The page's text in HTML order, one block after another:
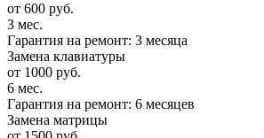
от 600 руб.
3 мес.
Гарантия на ремонт: 3 месяца
Замена клавиатуры
от 1000 руб.
6 мес.
Гарантия на ремонт: 6 месяцев
Замена матрицы